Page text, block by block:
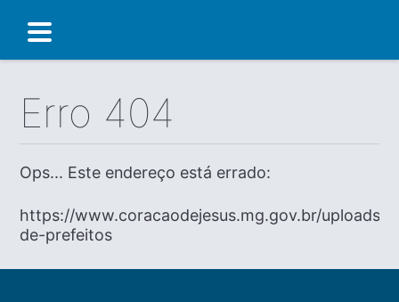
Erro 404
Ops... Este endereço está errado:
https://www.coracaodejesus.mg.gov.br/uploads/
de-prefeitos